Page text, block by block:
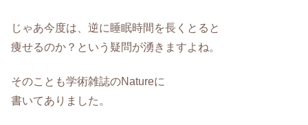
じゃあ今度は、逆に睡眠時間を長くとると
痩せるのか？という疑問が湧きますよね。
そのことも学術雑誌のNatureに
書いてありました。